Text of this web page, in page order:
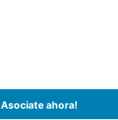
Asociate ahora!